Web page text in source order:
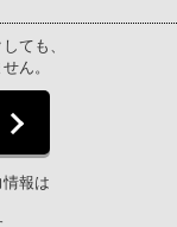
ても、
ん。
報は